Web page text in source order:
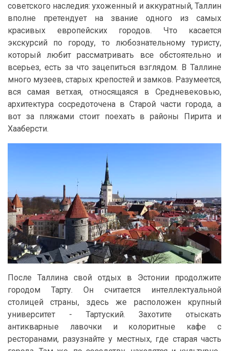
советского наследия: ухоженный и аккуратный, Таллин
вполне претендует на звание одного из самых
красивых европейских городов. Что касается
экскурсий по городу, то любознательному туристу,
который любит рассматривать все обстоятельно и
всерьез, есть за что зацепиться взглядом. В Таллине
много музеев, старых крепостей и замков. Разумеется,
вся самая ветхая, относящаяся в Средневековью,
архитектура сосредоточена в Старой части города, а
вот за пляжами стоит поехать в районы Пирита и
Хааберсти.
После Таллина свой отдых в Эстонии продолжите
городом Тарту. Он считается интеллектуальной
столицей страны, здесь же расположен крупный
университет - Тартуский. Захотите отыскать
антикварные лавочки и колоритные кафе с
ресторанами, разузнайте у местных, где старая часть